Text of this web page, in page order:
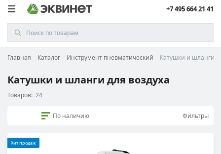
+7 495 664 21 41
Главная Каталог Инструмент пневматический Катушки и шланги
Катушки и шланги для воздуха
Товаров: 24
По наличию Фильтры
Хит продаж